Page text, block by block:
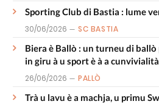
Sporting Club di Bastia : lume
30/06/2026 SC BASTIA
Biera è Ballò : un turneu di ballò
in giru à u sport è à a cunvivialità
26/06/2026 PALLÒ
Trà u lavu è a machja, u primu